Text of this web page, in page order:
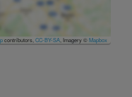
contributors,CC-BY-SA, Imagery ©Mapbox